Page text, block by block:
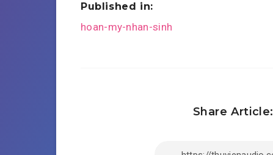
Published in:
Post
hoan-my-nhan-sinh
Share Article: